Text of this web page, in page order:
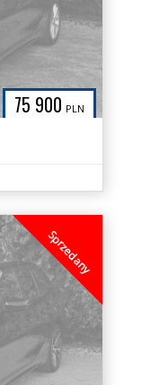
75 900 PLN
Sprzedany